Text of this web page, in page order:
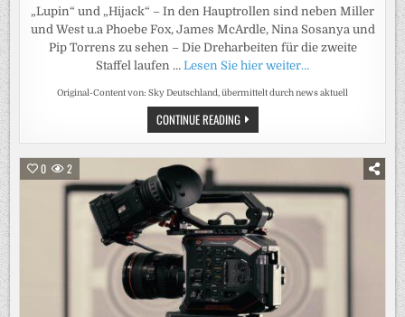
„Lupin“ und „Hijack“ – In den Hauptrollen sind neben Miller
und West u.a Phoebe Fox, James McArdle, Nina Sosanya und
Pip Torrens zu sehen – Die Dreharbeiten für die zweite
Staffel laufen … Lesen Sie hier weiter…
Original-Content von: Sky Deutschland, übermittelt durch news aktuell
CONTINUE READINGSIENNA
MILLER
UND
DOMINIC
FÜHREN
AB
5.
OKTOBER
DEN
CAST
DER
SKY
ORIGINAL
SERIE
„WAR“
AN
0 2